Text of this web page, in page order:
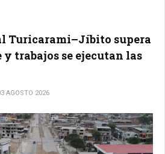
Turicarami–Jíbito supera
y trabajos se ejecutan las
AGOSTO 2026